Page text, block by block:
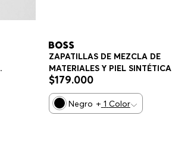
ZAPATILLAS DE MEZCLA DE
MATERIALES Y PIEL SINTÉTICA
HOMBRE
$179.000
Negro + 1 Color